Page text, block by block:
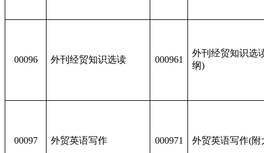
00096 外刊经贸知识选读 000961
外刊经贸知识选
纲)
00097 外贸英语写作 000971 外贸英语写作(附